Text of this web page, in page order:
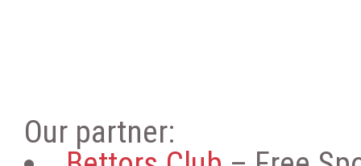
Our partner: